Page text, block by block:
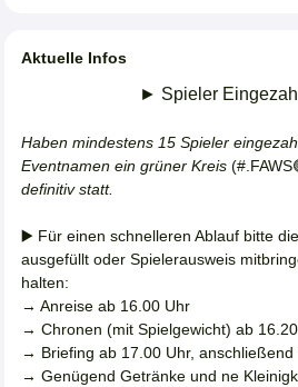
Aktuelle Infos
► Spieler
Haben mindestens 15 Spieler
Eventnamen ein grüner Kreis
definitiv statt.
▶️ Für einen schnelleren Ablauf bitte
ausgefüllt oder Spielerausweis
halten:
→ Anreise ab 16.00 Uhr
→ Chronen (mit Spielgewicht) ab
→ Briefing ab 17.00 Uhr, anschließend
→ Genügend Getränke und ne